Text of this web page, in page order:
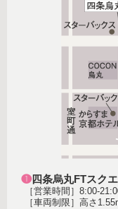
❶四条烏丸FTスク
［営業時間］8:00-
［車両制限］高さ